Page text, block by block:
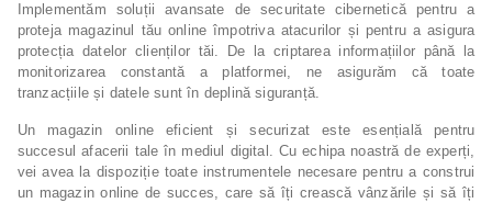
Implementăm soluții avansate de securitate cibernetică pentru a
proteja magazinul tău online împotriva atacurilor și pentru a asigura
protecția datelor clienților tăi. De la criptarea informațiilor până la
monitorizarea constantă a platformei, ne asigurăm că toate
tranzacțiile și datele sunt în deplină siguranță.
Un magazin online eficient și securizat este esențială pentru
succesul afacerii tale în mediul digital. Cu echipa noastră de experți,
vei avea la dispoziție toate instrumentele necesare pentru a construi
un magazin online de succes, care să îți crească vânzările și să îți